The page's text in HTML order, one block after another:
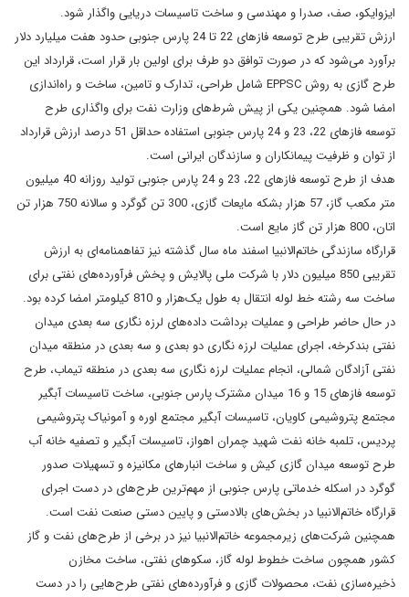
ایزوایکو، صف، صدرا و مهندسی و ساخت تاسیسات دریایی واگذار شود.
ارزش تقریبی طرح توسعه فازهای 22 تا 24 پارس جنوبی حدود هفت میلیارد دلار
برآورد مى‌شود که در صورت توافق دو طرف برای اولین بار قرار است، قرارداد این
طرح گازی به روشEPPSC شامل طراحی‌، تدارک‌ و تامین‌، ساخت‌ و راه‌اندازی‌
امضا شود. همچنین یکی از پیش شرط‌های وزارت نفت برای واگذاری طرح
توسعه فازهای 22، 23 و 24 پارس جنوبی استفاده حداقل 51 درصد ارزش قرارداد
از توان و ظرفیت پیمانکاران‌ و سازندگان‌ ایرانی‌ است.
هدف از طرح توسعه فازهای 22، 23 و 24 پارس جنوبی تولید روزانه‌ 40 میلیون‌
متر مکعب‌ گاز، 57 هزار بشکه مایعات گازی، 300 تن گوگرد و سالانه 750 هزار تن
اتان، 800 هزار تن گاز مایع است.
قرارگاه سازندگی خاتم‌الانبیا اسفند ماه سال گذشته نیز تفاهمنامه‌ای به ارزش
تقریبی 850 میلیون دلار با شرکت ملی پالایش و پخش فرآورده‌های نفتی برای
ساخت سه رشته خط لوله انتقال به طول یک‌هزار و 810 کیلومتر امضا کرده بود.
در حال حاضر طراحی و عملیات برداشت داده‌های لرزه نگاری سه بعدی میدان
نفتی بندکرخه، اجرای عملیات لرزه نگاری دو بعدی و سه بعدی در منطقه میدان
نفتی آزادگان شمالی، انجام عملیات لرزه نگاری سه بعدی در منطقه تیماب، طرح
توسعه فازهای 15 و 16 میدان مشترک پارس جنوبی، ساخت تاسیسات آبگیر
مجتمع پتروشیمى‌ کاویان، تاسیسات آبگیر مجتمع اوره و آمونیاک پتروشیمى‌
پردیس، تلمبه خانه نفت شهید چمران اهواز، تاسیسات آبگیر و تصفیه خانه آب
طرح توسعه میدان گازی کیش و ساخت انبارهای مکانیزه و تسهیلات صدور
گوگرد در اسکله خدماتی پارس جنوبی از مهم‌ترین طرح‌های در دست اجرای
قرارگاه خاتم‌الانبیا در بخش‌های بالادستی و پایین دستی صنعت نفت است.
همچنین شرکت‌های زیرمجموعه خاتم‌الانبیا نیز در برخی از طرح‌های نفت و گاز
کشور همچون ساخت خطوط لوله گاز، سکوهای نفتی، ساخت مخازن
ذخیره‌سازی نفت، محصولات گازی و فرآورده‌های نفتی طرح‌هایی را در دست